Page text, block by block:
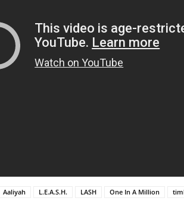
Aaliyah L.E.A.S.H. LASH One In A Million